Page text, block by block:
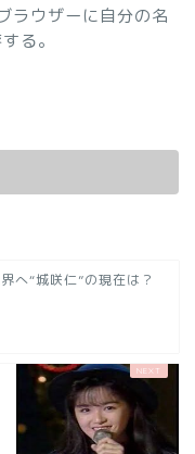
ラウザーに自分の名
る。
へ“城咲仁”の現在は？